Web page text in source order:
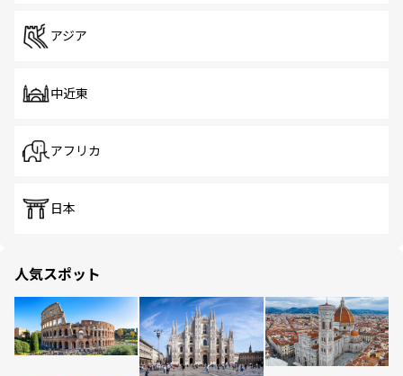
アジア
中近東
アフリカ
日本
人気スポット